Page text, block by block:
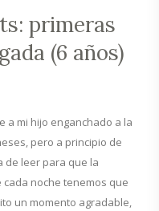
primeras
(6 años)
a mi hijo enganchado a la
pero a principio de
de leer para que la
noche tenemos que
un momento agradable,